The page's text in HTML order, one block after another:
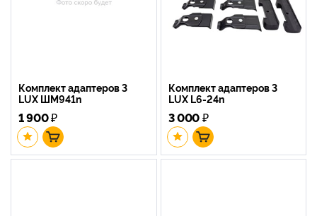
Комплект адаптеров 3
LUX ШМ941n
1 900₽
Комплект адаптеров 3
LUX L6-24n
3 000₽